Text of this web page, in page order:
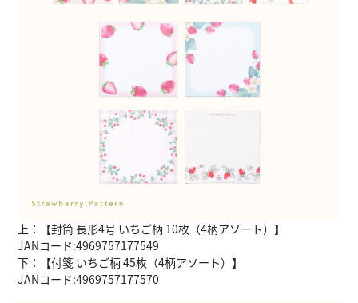
上：【封筒 長形4号 いちご柄 10枚（4柄アソート）】
JANコード:4969757177549
下：【付箋 いちご柄 45枚（4柄アソート）】
JANコード:4969757177570